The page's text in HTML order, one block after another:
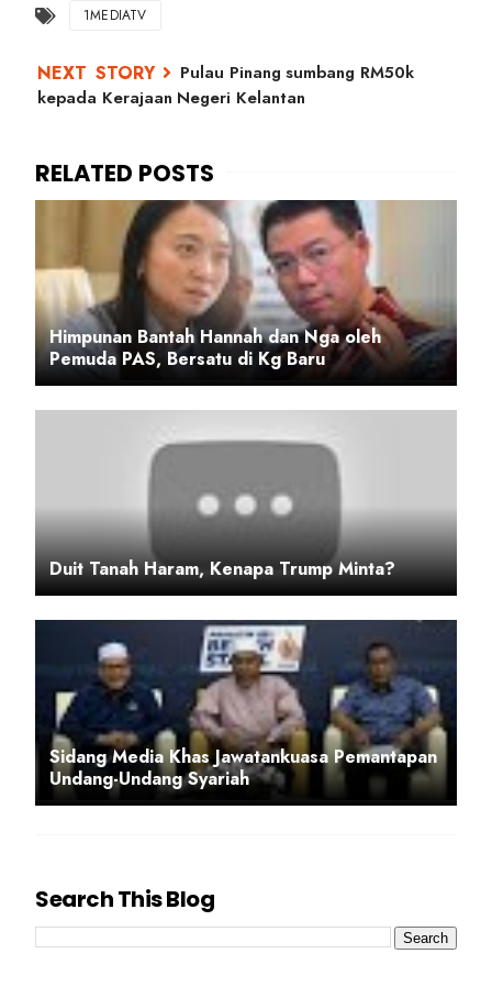
1MEDIATV
Pulau Pinang sumbang RM50k
kepada Kerajaan Negeri Kelantan
Himpunan Bantah Hannah dan Nga oleh
Pemuda PAS, Bersatu di Kg Baru
Duit Tanah Haram, Kenapa Trump Minta?
Sidang Media Khas Jawatankuasa Pemantapan
Undang-Undang Syariah
Search This Blog